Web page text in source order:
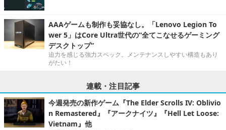
AAAゲームも制作も妥協なし。「Lenovo Legion To
wer 5」はCore Ultra世代の“全てこなせるゲーミング
デスクトップ”
迫力を感じる強力スペック。メンテナンスしやすい構造もあり
がたい！
連載・注目記事
今週発売の新作ゲーム『The Elder Scrolls IV: Oblivio
n Remastered』『アークナイツ』『Hell Let Loose:
Vietnam』他